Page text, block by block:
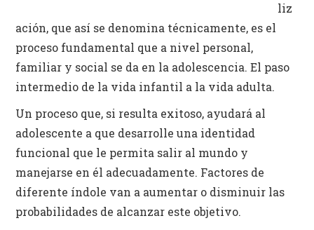
liz
ación, que así se denomina técnicamente, es el
proceso fundamental que a nivel personal,
familiar y social se da en la adolescencia. El paso
intermedio de la vida infantil a la vida adulta.
Un proceso que, si resulta exitoso, ayudará al
adolescente a que desarrolle una identidad
funcional que le permita salir al mundo y
manejarse en él adecuadamente. Factores de
diferente índole van a aumentar o disminuir las
probabilidades de alcanzar este objetivo.